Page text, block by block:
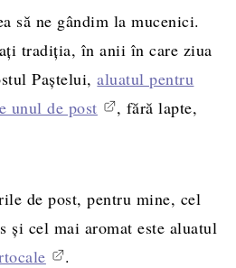
să ne gândim la mucenici.
tradiția, în anii în care ziua
Paștelui,aluatul pentru
unul de post
, fără lapte,
de post, pentru mine, cel
și cel mai aromat este aluatul
.